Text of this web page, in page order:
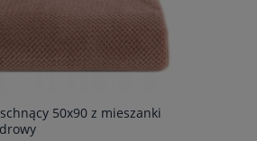
50x90 z mieszanki